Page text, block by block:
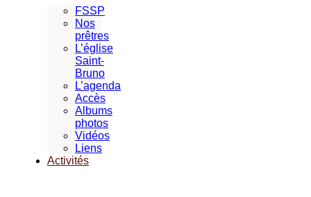
FSSP
Nos
prêtres
L’église
Saint-
Bruno
L’agenda
Accès
Albums
photos
Vidéos
Liens
Activités